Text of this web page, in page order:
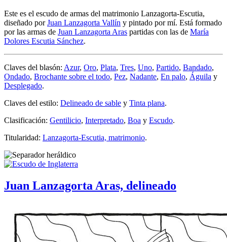
Este es el escudo de armas del matrimonio Lanzagorta-Escutia,
diseñado porJuan Lanzagorta Vallín y pintado por mí. Está formado
por las armas de Juan Lanzagorta Aras partidas con las de María
Dolores Escutia Sánchez.
Claves del blasón: Azur, Oro, Plata, Tres, Uno, Partido, Bandado,
Ondado, Brochante sobre el todo, Pez, Nadante, En palo, Águila y
Desplegado.
Claves del estilo: Delineado de sable y Tinta plana.
Clasificación: Gentilicio, Interpretado, Boa y Escudo.
Titularidad: Lanzagorta-Escutia, matrimonio.
Juan Lanzagorta Aras, delineado